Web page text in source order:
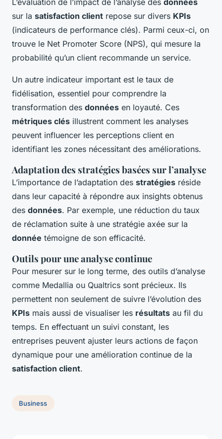
L’évaluation de l’impact de l’analyse des données
sur la satisfaction client repose sur divers KPIs
(indicateurs de performance clés). Parmi ceux-ci, on
trouve le Net Promoter Score (NPS), qui mesure la
probabilité qu’un client recommande un service.
Un autre indicateur important est le taux de
fidélisation, essentiel pour comprendre la
transformation des données en loyauté. Ces
métriques clés illustrent comment les analyses
peuvent influencer les perceptions client en
identifiant les zones nécessitant des améliorations.
Adaptation des stratégies basées sur l’analyse
L’importance de l’adaptation des stratégies réside
dans leur capacité à répondre aux insights obtenus
des données. Par exemple, une réduction du taux
de réclamation suite à une stratégie axée sur la
donnée témoigne de son efficacité.
Outils pour une analyse continue
Pour mesurer sur le long terme, des outils d’analyse
comme Medallia ou Qualtrics sont précieux. Ils
permettent non seulement de suivre l’évolution des
KPIs mais aussi de visualiser les résultats au fil du
temps. En effectuant un suivi constant, les
entreprises peuvent ajuster leurs actions de façon
dynamique pour une amélioration continue de la
satisfaction client.
Business